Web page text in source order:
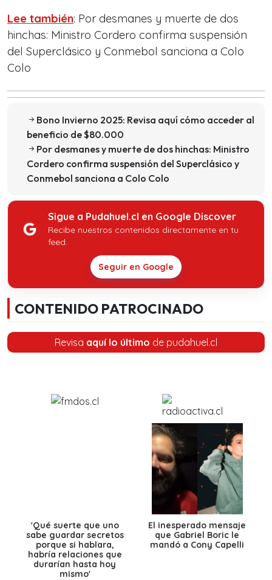
Lee también: Por desmanes y muerte de dos
hinchas: Ministro Cordero confirma suspensión
del Superclásico y Conmebol sanciona a Colo
Colo
Bono Invierno 2025: Revisa aquí cómo acceder al
beneficio de $80.000
Por desmanes y muerte de dos hinchas: Ministro
Cordero confirma suspensión del Superclásico y
Conmebol sanciona a Colo Colo
Sigue a Pudahuel.cl en Google Discover
Recibe nuestros contenidos directamente en tu
feed.
Seguir en Google
CONTENIDO PATROCINADO
Revisa aquí lo último de pudahuel.cl
'Qué suerte que uno
sabe guardar secretos
porque si hablara,
habría relaciones que
durarían hasta hoy
mismo'
El inesperado mensaje
que Gabriel Boric le
mandó a Cony Capelli